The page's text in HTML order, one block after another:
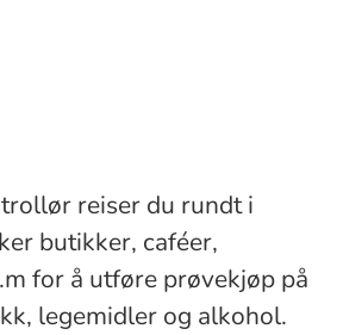
reiser du rundt i
butikker, caféer,
for å utføre prøvekjøp på
legemidler og alkohol.